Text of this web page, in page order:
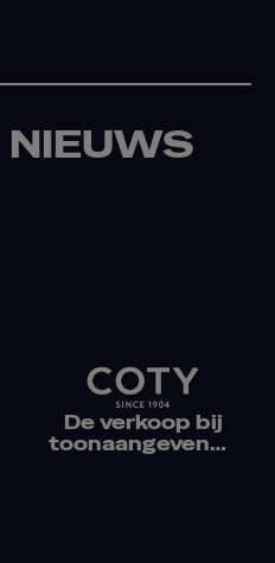
NIEUWS
De verkoop bij
toonaangevende